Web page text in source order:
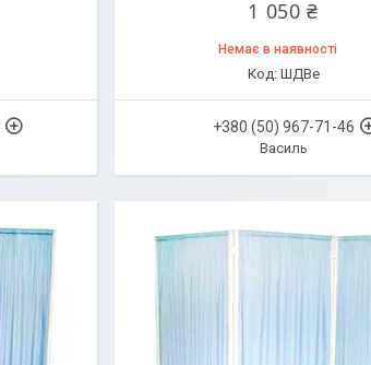
1 050 ₴
Немає в наявності
ШДВе
+380 (50) 967-71-46
Василь